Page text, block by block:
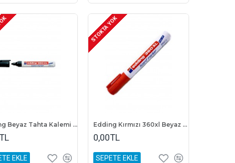
Eddıng Beyaz Tahta Kalemi E-360Xl Siyah
EKLE
STOKTA YOK
Edding Kırmızı 360xl Beyaz Tahta Kalemi
0,00TL
SEPETE EKLE